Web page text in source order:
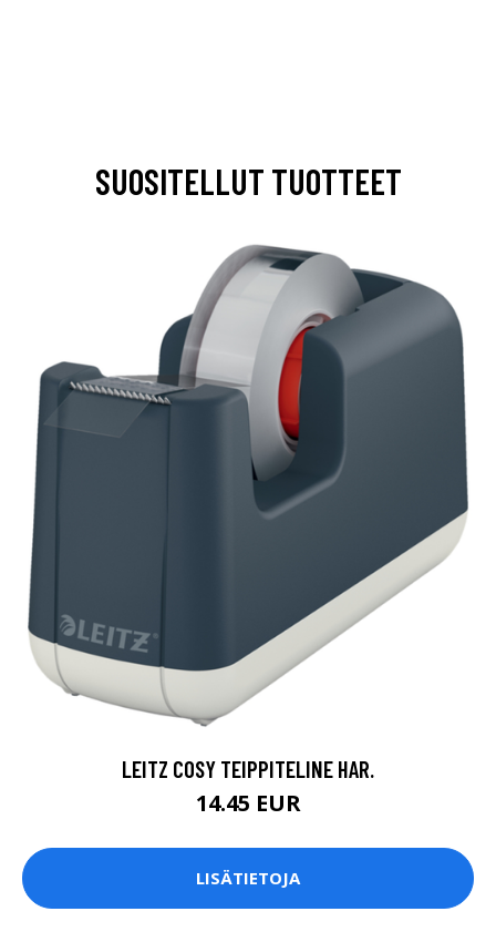
SUOSITELLUT TUOTTEET
LEITZ COSY TEIPPITELINE HAR.
14.45 EUR
LISÄTIETOJA